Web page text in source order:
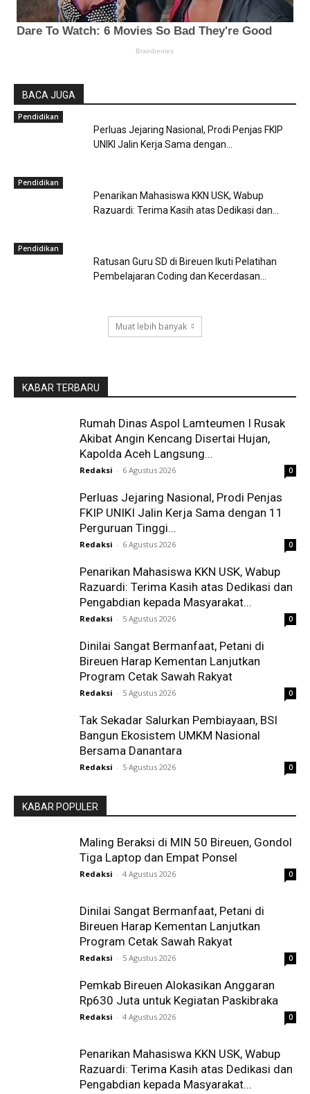
BACA JUGA
Pendidikan
Perluas Jejaring Nasional, Prodi Penjas FKIP
UNIKI Jalin Kerja Sama dengan...
Pendidikan
Penarikan Mahasiswa KKN USK, Wabup
Razuardi: Terima Kasih atas Dedikasi dan...
Pendidikan
Ratusan Guru SD di Bireuen Ikuti Pelatihan
Pembelajaran Coding dan Kecerdasan...
Muat lebih banyak
KABAR TERBARU
Rumah Dinas Aspol Lamteumen I Rusak
Akibat Angin Kencang Disertai Hujan,
Kapolda Aceh Langsung...
Redaksi - 6 Agustus 2026 0
Perluas Jejaring Nasional, Prodi Penjas
FKIP UNIKI Jalin Kerja Sama dengan 11
Perguruan Tinggi...
Redaksi - 6 Agustus 2026 0
Penarikan Mahasiswa KKN USK, Wabup
Razuardi: Terima Kasih atas Dedikasi dan
Pengabdian kepada Masyarakat...
Redaksi - 5 Agustus 2026 0
Dinilai Sangat Bermanfaat, Petani di
Bireuen Harap Kementan Lanjutkan
Program Cetak Sawah Rakyat
Redaksi - 5 Agustus 2026 0
Tak Sekadar Salurkan Pembiayaan, BSI
Bangun Ekosistem UMKM Nasional
Bersama Danantara
Redaksi - 5 Agustus 2026 0
KABAR POPULER
Maling Beraksi di MIN 50 Bireuen, Gondol
Tiga Laptop dan Empat Ponsel
Redaksi - 4 Agustus 2026 0
Dinilai Sangat Bermanfaat, Petani di
Bireuen Harap Kementan Lanjutkan
Program Cetak Sawah Rakyat
Redaksi - 5 Agustus 2026 0
Pemkab Bireuen Alokasikan Anggaran
Rp630 Juta untuk Kegiatan Paskibraka
Redaksi - 4 Agustus 2026 0
Penarikan Mahasiswa KKN USK, Wabup
Razuardi: Terima Kasih atas Dedikasi dan
Pengabdian kepada Masyarakat...